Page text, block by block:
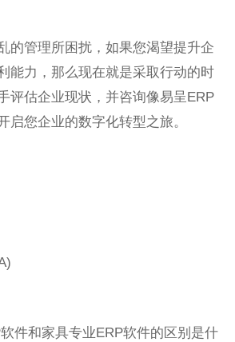
管理所困扰，如果您渴望提升企
能力，那么现在就是采取行动的时
评估企业现状，并咨询像易呈ERP
启您企业的数字化转型之旅。
和家具专业ERP软件的区别是什